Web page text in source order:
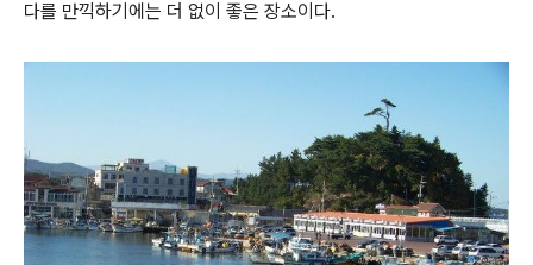
다를 만끽하기에는 더 없이 좋은 장소이다.